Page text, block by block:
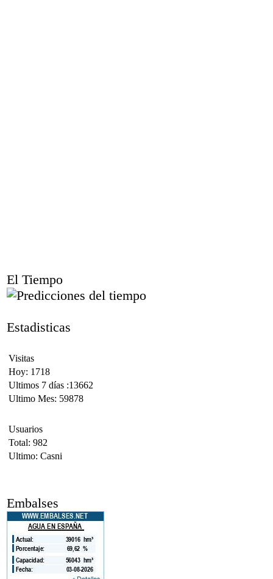
El Tiempo
Estadisticas
Visitas
Hoy: 1718
Ultimos 7 días :13662
Ultimo Mes: 59878
Usuarios
Total: 982
Ultimo: Casni
Embalses